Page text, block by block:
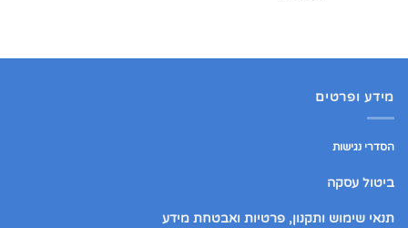
מידע ופרטים
הסדרי נגישות
ביטול עסקה
תנאי שימוש ותקנון, פרטיות ואבטחת מידע